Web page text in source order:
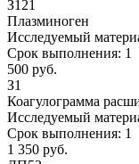
З121
Плазминоген
Исследуемый
Срок выполнения: 1
500 руб.
З1
Коагулограмма
Исследуемый
Срок выполнения: 1
1 350 руб.